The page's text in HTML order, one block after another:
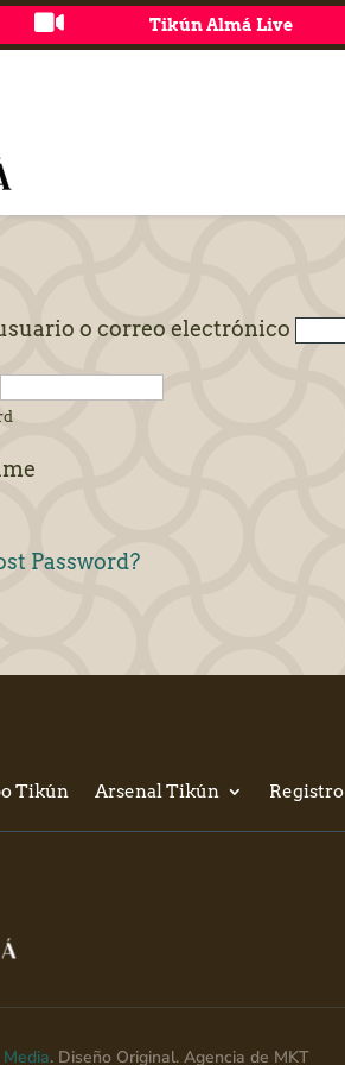
 Tikún Almá Live
o correo electrónico
Password?
Tikún Arsenal Tikún Registro
. Diseño Original. Agencia de MKT